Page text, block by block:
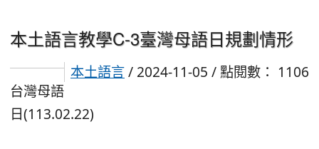
本土語言教學C-3臺灣母語日規劃情形
本土語言/ 2024-11-05 / 點閱數： 1106
台灣母語
日(113.02.22)